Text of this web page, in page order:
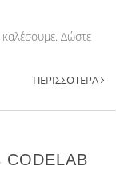
Δώστε
ΠΕΡΙΣΣΟΤΕΡΑ
CODELAB